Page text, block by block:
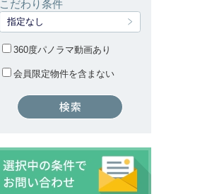
こだわり条件
指定なし
360度パノラマ動画あり
会員限定物件を含まない